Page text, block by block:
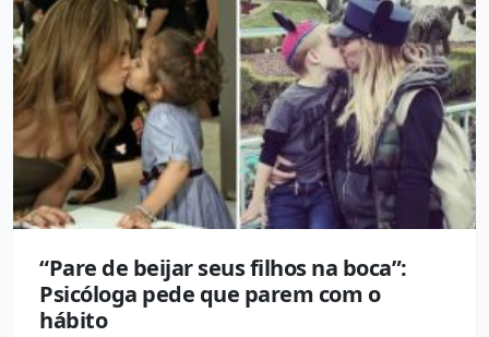
“Pare de beijar seus filhos na boca”:
Psicóloga pede que parem com o
hábito